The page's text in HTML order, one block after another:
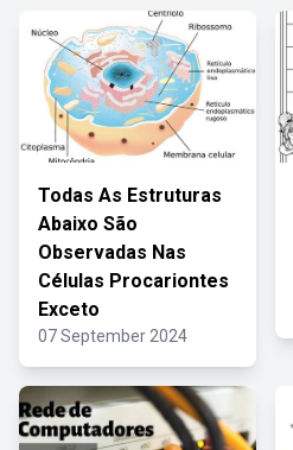
Todas As Estruturas
Abaixo São
Observadas Nas
Células Procariontes
Exceto
07 September 2024